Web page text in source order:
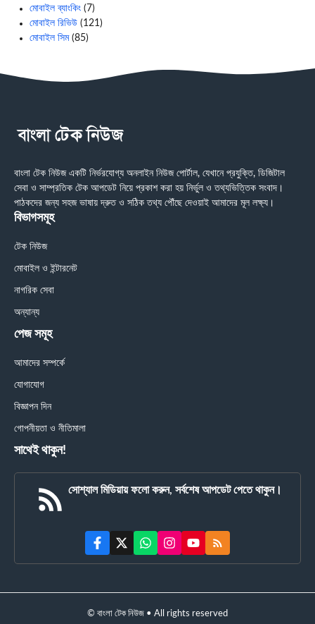
মোবাইল ব্যাংকিং (7)
মোবাইল রিভিউ (121)
মোবাইল সিম(85)
বাংলা টেক নিউজ একটি নির্ভরযোগ্য অনলাইন নিউজ পোর্টাল, যেখানে প্রযুক্তি, ডিজিটাল
সেবা ও সাম্প্রতিক টেক আপডেট নিয়ে প্রকাশ করা হয় নির্ভুল ও তথ্যভিত্তিক সংবাদ।
পাঠকদের জন্য সহজ ভাষায় দ্রুত ও সঠিক তথ্য পৌঁছে দেওয়াই আমাদের মূল লক্ষ্য।
বিভাগসমূহ
টেক নিউজ
মোবাইল ও ইন্টারনেট
নাগরিক সেবা
অন্যান্য
পেজ সমূহ
আমাদের সম্পর্কে
যোগাযোগ
বিজ্ঞাপন দিন
গোপনীয়তা ও নীতিমালা
সাথেই থাকুন!
সোশ্যাল মিডিয়ায় ফলো করুন, সর্বশেষ আপডেট পেতে থাকুন।
© বাংলা টেক নিউজ • All rights reserved